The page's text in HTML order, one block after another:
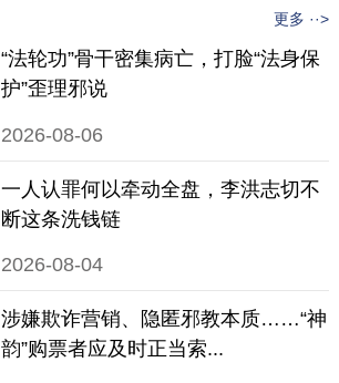
更多 ··>
“法轮功”骨干密集病亡，打脸“法身保
护”歪理邪说
2026-08-06
一人认罪何以牵动全盘，李洪志切不
断这条洗钱链
2026-08-04
涉嫌欺诈营销、隐匿邪教本质……“神
韵”购票者应及时正当索...